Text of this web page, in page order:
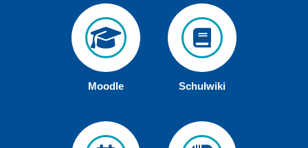
Moodle Schulwiki